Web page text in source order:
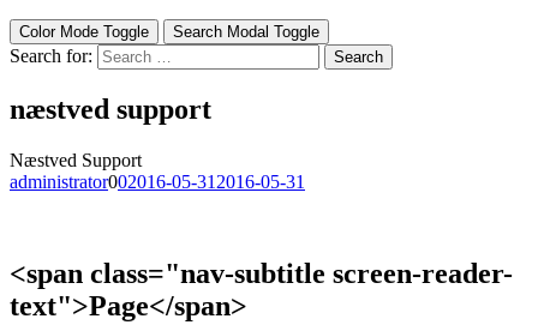
Color Mode Toggle Search Modal Toggle
Search for: Search
næstved support
Næstved Support
administrator002016-05-31 2016-05-31
<span class="nav-subtitle screen-reader-
text">Page</span>